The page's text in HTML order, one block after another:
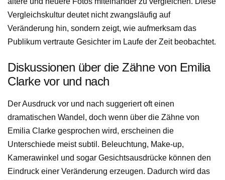
Vergleichskultur deutet nicht zwangsläufig auf
Veränderung hin, sondern zeigt, wie aufmerksam das
Publikum vertraute Gesichter im Laufe der Zeit beobachtet.
Diskussionen über die Zähne von Emilia
Clarke vor und nach
Der Ausdruck vor und nach suggeriert oft einen
dramatischen Wandel, doch wenn über die Zähne von
Emilia Clarke gesprochen wird, erscheinen die
Unterschiede meist subtil. Beleuchtung, Make-up,
Kamerawinkel und sogar Gesichtsausdrücke können den
Eindruck einer Veränderung erzeugen. Dadurch wird das